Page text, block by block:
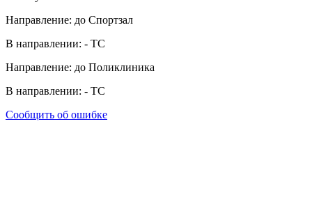
Направление: до Спортзал
В направлении: - ТС
Направление: до Поликлиника
В направлении: - ТС
Сообщить об ошибке